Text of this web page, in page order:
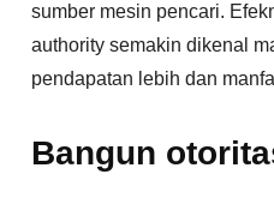
sumber mesin pencari.
authority semakin dikenal
pendapatan lebih dan
Bangun